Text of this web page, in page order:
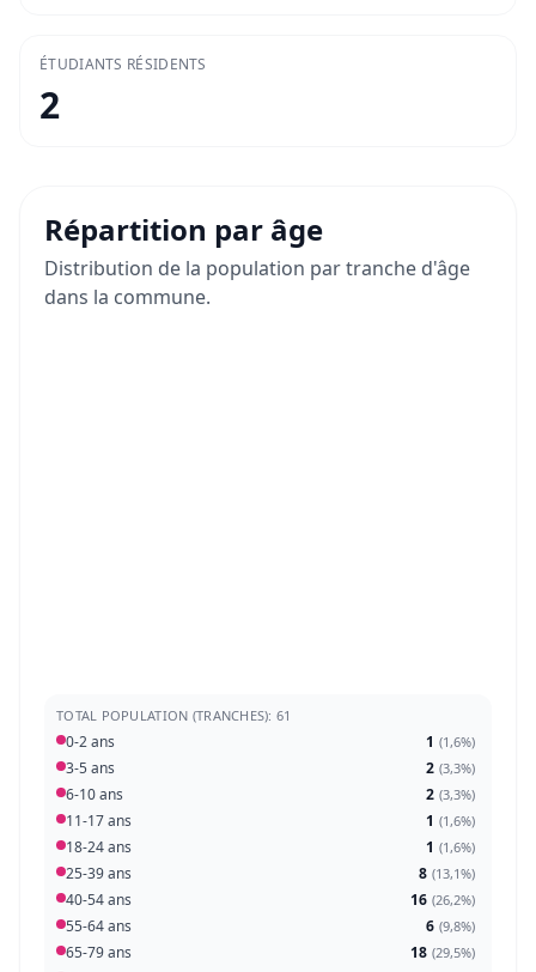
ÉTUDIANTS RÉSIDENTS
2
Répartition par âge
Distribution de la population par tranche d'âge
dans la commune.
TOTAL POPULATION (TRANCHES): 61
0-2 ans 1 (1,6%)
3-5 ans 2 (3,3%)
6-10 ans 2 (3,3%)
11-17 ans 1 (1,6%)
18-24 ans 1 (1,6%)
25-39 ans 8 (13,1%)
40-54 ans 16 (26,2%)
55-64 ans 6 (9,8%)
65-79 ans 18 (29,5%)